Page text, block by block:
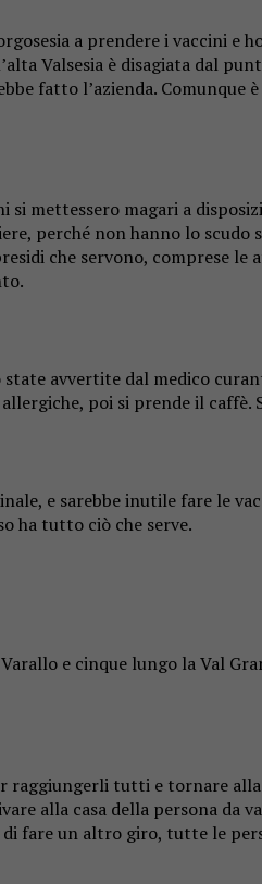
a prendere i vaccini
altaValsesia è disagiata dal
fatto l’azienda.
si mettessero magari a
perché non hanno lo scudo
che servono, comprese
avvertite dal medico
poi si prende il caffè.
e sarebbe inutile fare le
ha tutto ciò che serve.
e cinque lungo la Val
tutti e tornare
alla casa della persona da
fare un altro giro, tutte le